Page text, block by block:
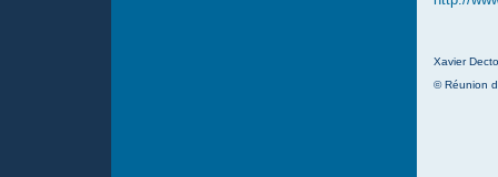
Xavier
© Réunion